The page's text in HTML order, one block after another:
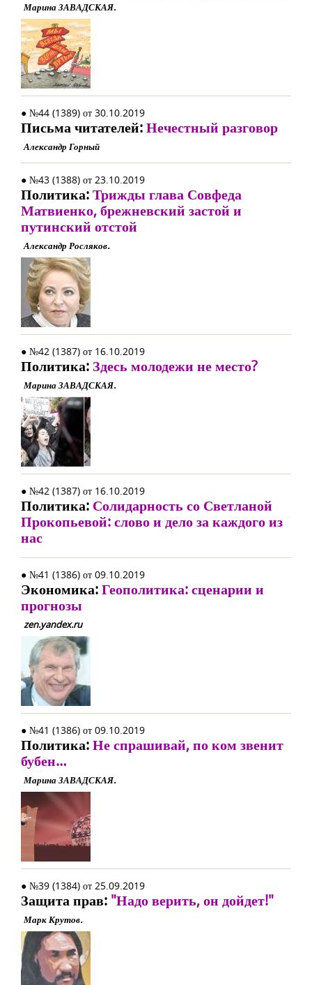
Марина ЗАВАДСКАЯ.
● №44 (1389) от 30.10.2019
Письма читателей:Нечестный разговор
Александр Горный
● №43 (1388) от 23.10.2019
Политика:Трижды глава Совфеда
Матвиенко, брежневский застой и
путинский отстой
Александр Росляков.
● №42 (1387) от 16.10.2019
Политика: Здесь молодежи не место?
Марина ЗАВАДСКАЯ.
● №42 (1387) от 16.10.2019
Политика: Солидарность со Светланой
Прокопьевой: слово и дело за каждого из
нас
● №41 (1386) от 09.10.2019
Экономика:Геополитика: сценарии и
прогнозы
zen.yandex.ru
● №41 (1386) от 09.10.2019
Политика:Не спрашивай, по ком звенит
бубен…
Марина ЗАВАДСКАЯ.
● №39 (1384) от 25.09.2019
Защита прав: "Надо верить, он дойдет!"
Марк Крутов.